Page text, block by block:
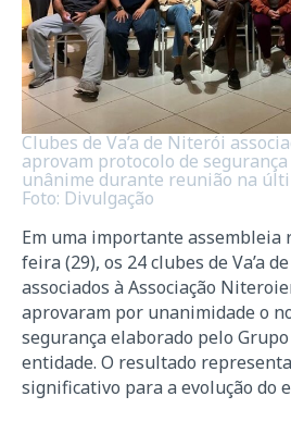
Clubes de Va’a de Niterói
aprovam protocolo de
unânime durante reunião na
Foto: Divulgação
Em uma importante assembleia
feira (29), os 24 clubes de Va’a
associados à Associação
aprovaram por unanimidade o
segurança elaborado pelo
entidade. O resultado
significativo para a evolução do